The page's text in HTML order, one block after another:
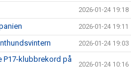
2026-01-24 19:18
2026-01-24 19:11
2026-01-24 19:03
P17-klubbrekord på
2026-01-24 10:16